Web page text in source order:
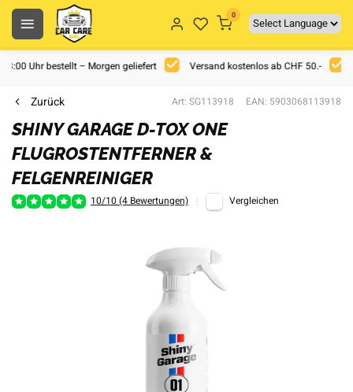
0
Uhr bestellt – Morgen geliefert Versand kostenlos ab CHF 50.-
Zurück Art: SG113918 EAN: 5903068113918
SHINY GARAGE D-TOX ONE
FLUGROSTENTFERNER &
FELGENREINIGER
10/10 (4 Bewertungen) Vergleichen